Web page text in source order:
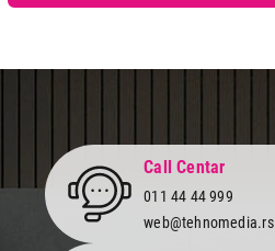
Call Centar
011 44 44 999
web@tehnomedia.rs